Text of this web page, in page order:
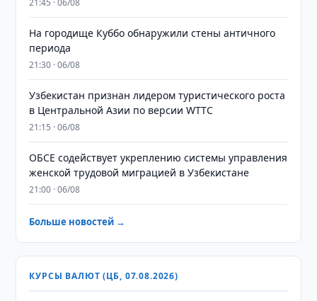
21:45 · 06/08
На городище Куббо обнаружили стены античного
периода
21:30 · 06/08
Узбекистан признан лидером туристического роста
в Центральной Азии по версии WTTC
21:15 · 06/08
ОБСЕ содействует укреплению системы управления
женской трудовой миграцией в Узбекистане
21:00 · 06/08
Больше новостей →
КУРСЫ ВАЛЮТ (ЦБ, 07.08.2026)